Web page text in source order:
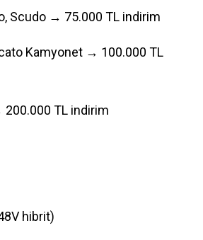
Scudo → 75.000 TL indirim
Kamyonet → 100.000 TL
TL indirim
hibrit)